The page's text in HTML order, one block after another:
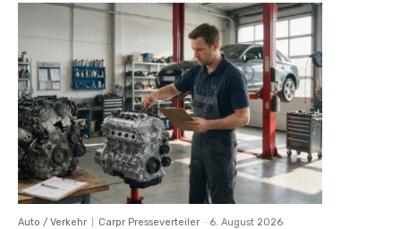
Auto / Verkehr Carpr Presseverteiler - 6. August 2026